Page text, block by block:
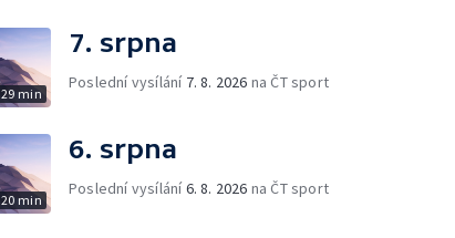
29 min
7. srpna
Poslední vysílání 7. 8. 2026 na ČT sport
20 min
6. srpna
Poslední vysílání6. 8. 2026 na ČT sport